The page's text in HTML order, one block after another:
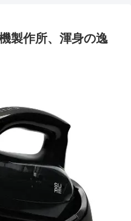
製作所、渾身の逸